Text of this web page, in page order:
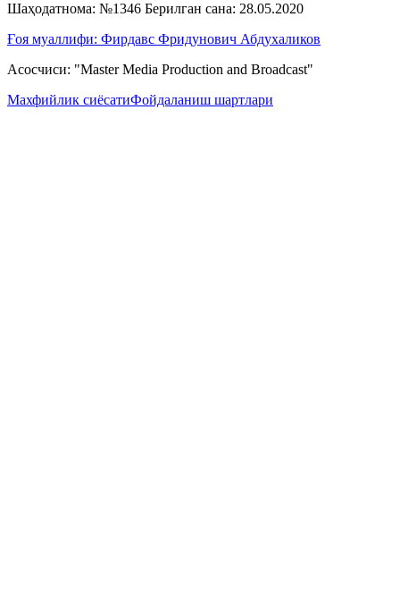
Шаҳодатнома: №1346 Берилган сана: 28.05.2020
Ғоя муаллифи: Фирдавс Фридунович Абдухаликов
Асосчиси: "Master Media Production and Broadcast"
Махфийлик сиёсатиФойдаланиш шартлари